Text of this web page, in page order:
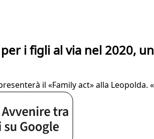
i figli al via nel 2020,
il «Family act» alla